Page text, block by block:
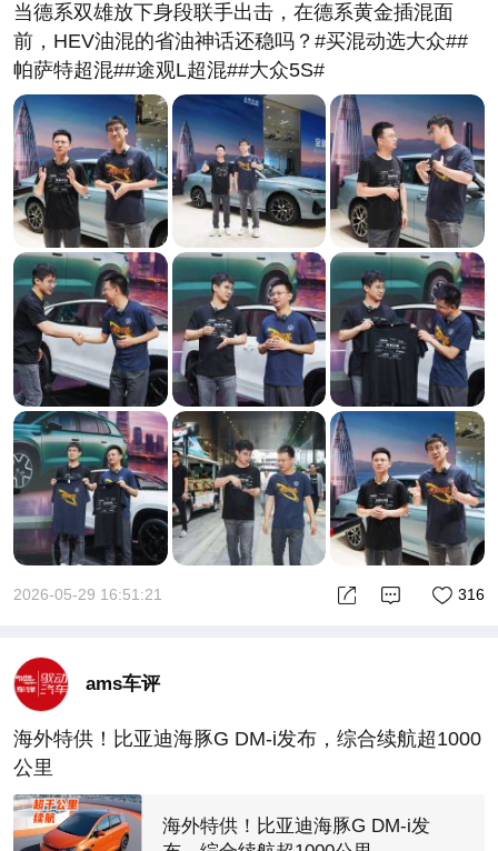
当德系双雄放下身段联手出击，在德系黄金插混面
前，HEV油混的省油神话还稳吗？#买混动选大众##
帕萨特超混##途观L超混##大众5S#
2026-05-29 16:51:21 316
ams车评
海外特供！比亚迪海豚G DM-i发布，综合续航超1000
公里
海外特供！比亚迪海豚G DM-i发